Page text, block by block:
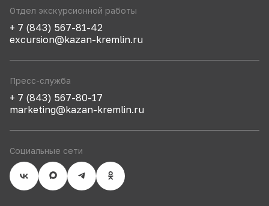
Отдел экскурсионной работы
+ 7 (843) 567-81-42
excursion@kazan-kremlin.ru
Пресс-служба
+ 7 (843) 567-80-17
marketing@kazan-kremlin.ru
Социальные сети